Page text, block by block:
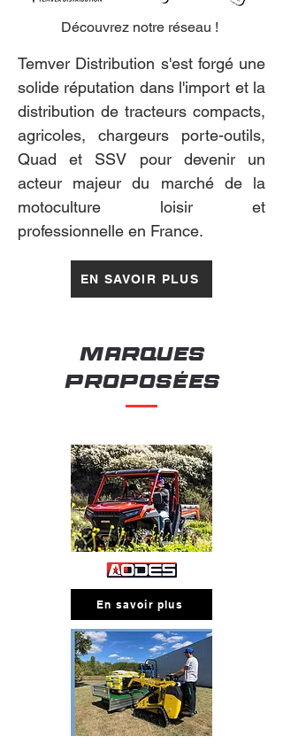
Découvrez notre réseau !
Temver Distribution s'est forgé une
solide réputation dans l'import et la
distribution de tracteurs compacts,
agricoles, chargeurs porte-outils,
Quad et SSV pour devenir un
acteur majeur du marché de la
motoculture loisir et
professionnelle en France.
EN SAVOIR PLUS
marques
proposées
En savoir plus